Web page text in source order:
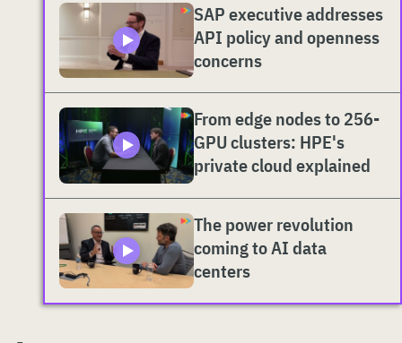
SAP executive addresses
API policy and openness
concerns
From edge nodes to 256-
GPU clusters: HPE's
private cloud explained
The power revolution
coming to AI data
centers